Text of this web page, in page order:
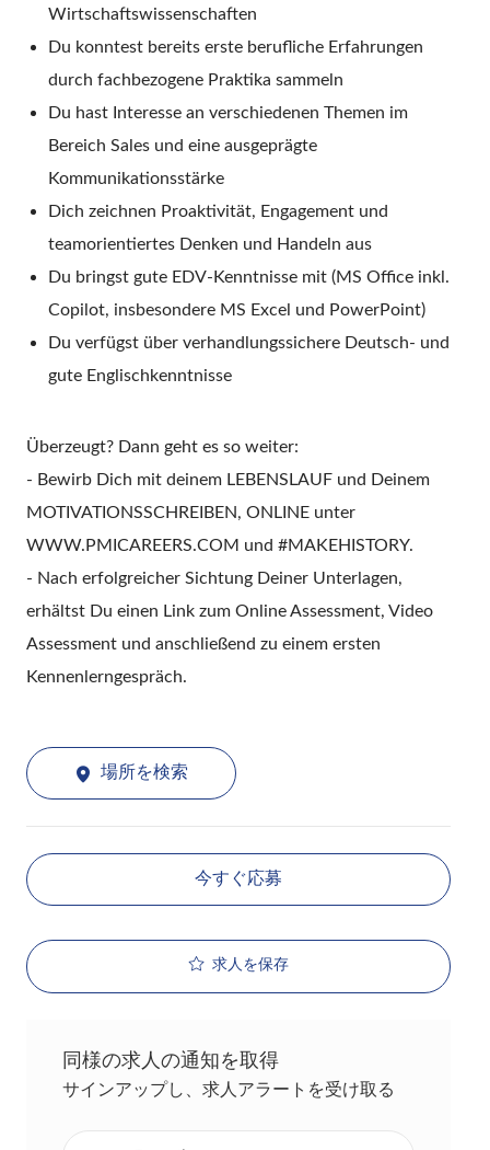
Wirtschaftswissenschaften
Du konntest bereits erste berufliche Erfahrungen
durch fachbezogene Praktika sammeln
Du hast Interesse an verschiedenen Themen im
Bereich Sales und eine ausgeprägte
Kommunikationsstärke
Dich zeichnen Proaktivität, Engagement und
teamorientiertes Denken und Handeln aus
Du bringst gute EDV-Kenntnisse mit (MS Office inkl.
Copilot, insbesondere MS Excel und PowerPoint)
Du verfügst über verhandlungssichere Deutsch- und
gute Englischkenntnisse
Überzeugt? Dann geht es so weiter:
- Bewirb Dich mit deinem LEBENSLAUF und Deinem
MOTIVATIONSSCHREIBEN, ONLINE unter
WWW.PMICAREERS.COM und #MAKEHISTORY.
- Nach erfolgreicher Sichtung Deiner Unterlagen,
erhältst Du einen Link zum Online Assessment, Video
Assessment und anschließend zu einem ersten
Kennenlerngespräch.
場所を検索
今すぐ応募
求人を保存
同様の求人の通知を取得
サインアップし、求人アラートを受け取る